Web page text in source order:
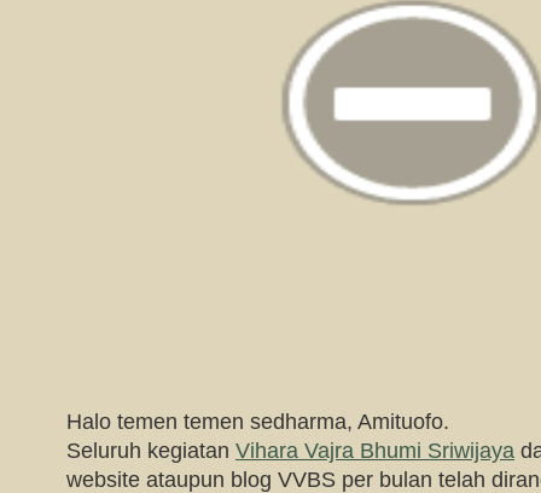
Halo temen temen sedharma, Amituofo.
Seluruh kegiatan Vihara Vajra Bhumi Sriwijaya
website ataupun blog VVBS per bulan telah